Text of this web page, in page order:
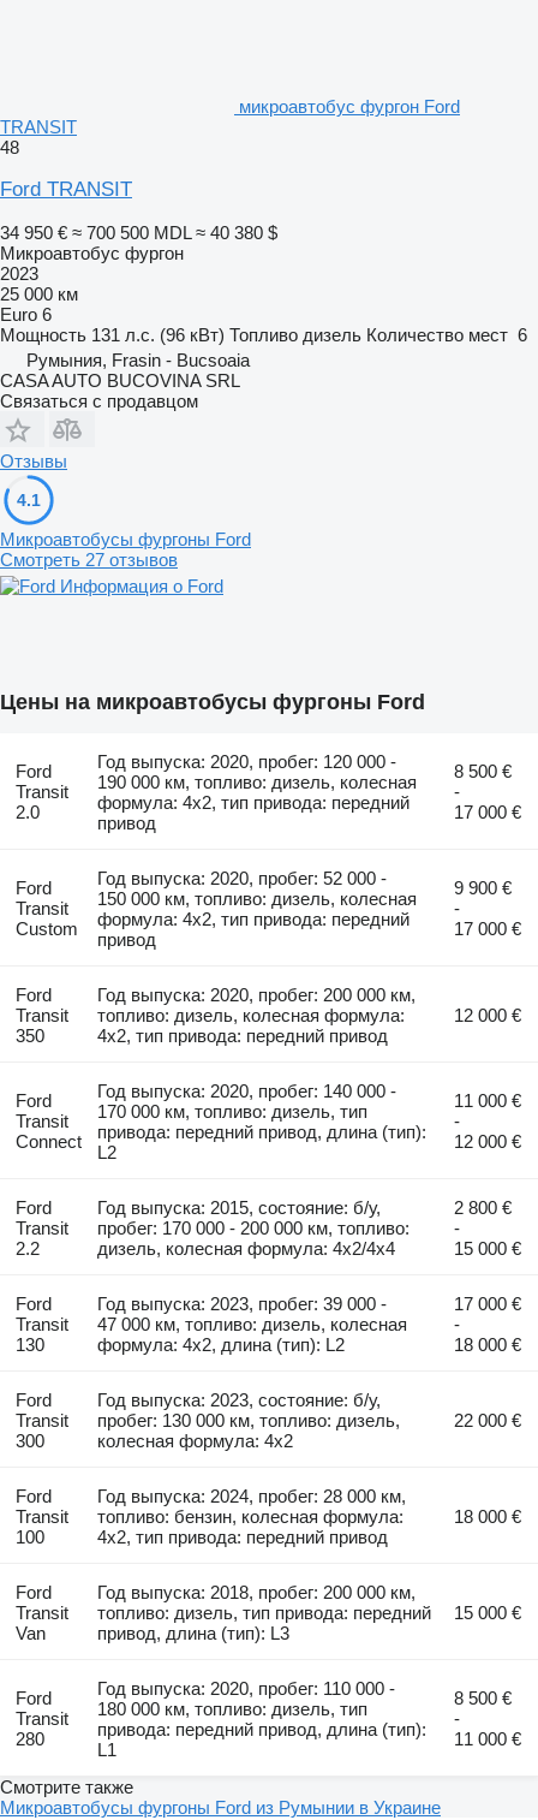
микроавтобус фургон Ford
TRANSIT
48
Ford TRANSIT
34 950 € ≈ 700 500 MDL ≈ 40 380 $
Микроавтобус фургон
2023
25 000 км
Euro 6
Мощность 131 л.с. (96 кВт) Топливо дизель Количество мест 6
Румыния, Frasin - Bucsoaia
CASA AUTO BUCOVINA SRL
Связаться с продавцом
Отзывы
4.1
Микроавтобусы фургоны Ford
Смотреть 27 отзывов
Информация о Ford
Цены на микроавтобусы фургоны Ford
Ford
Transit
2.0
Год выпуска: 2020, пробег: 120 000 -
190 000 км, топливо: дизель, колесная
формула: 4x2, тип привода: передний
привод
8 500 €
-
17 000 €
Ford
Transit
Custom
Год выпуска: 2020, пробег: 52 000 -
150 000 км, топливо: дизель, колесная
формула: 4x2, тип привода: передний
привод
9 900 €
-
17 000 €
Ford
Transit
350
Год выпуска: 2020, пробег: 200 000 км,
топливо: дизель, колесная формула:
4x2, тип привода: передний привод
12 000 €
Ford
Transit
Connect
Год выпуска: 2020, пробег: 140 000 -
170 000 км, топливо: дизель, тип
привода: передний привод, длина (тип):
L2
11 000 €
-
12 000 €
Ford
Transit
2.2
Год выпуска: 2015, состояние: б/у,
пробег: 170 000 - 200 000 км, топливо:
дизель, колесная формула: 4x2/4x4
2 800 €
-
15 000 €
Ford
Transit
130
Год выпуска: 2023, пробег: 39 000 -
47 000 км, топливо: дизель, колесная
формула: 4x2, длина (тип): L2
17 000 €
-
18 000 €
Ford
Transit
300
Год выпуска: 2023, состояние: б/у,
пробег: 130 000 км, топливо: дизель,
колесная формула: 4x2
22 000 €
Ford
Transit
100
Год выпуска: 2024, пробег: 28 000 км,
топливо: бензин, колесная формула:
4x2, тип привода: передний привод
18 000 €
Ford
Transit
Van
Год выпуска: 2018, пробег: 200 000 км,
топливо: дизель, тип привода: передний
привод, длина (тип): L3
15 000 €
Ford
Transit
280
Год выпуска: 2020, пробег: 110 000 -
180 000 км, топливо: дизель, тип
привода: передний привод, длина (тип):
L1
8 500 €
-
11 000 €
Смотрите также
Микроавтобусы фургоны Ford из Румынии в Украине